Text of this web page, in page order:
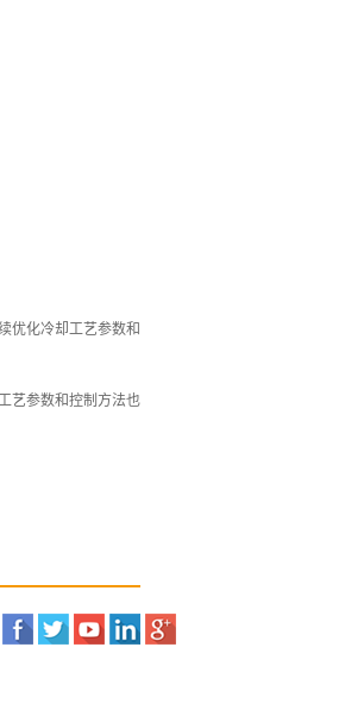
优化冷却工艺参数和
艺参数和控制方法也